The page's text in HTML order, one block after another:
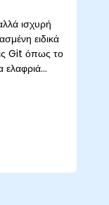
ισχυρή
ειδικά
Git όπως το
ελαφριά
των